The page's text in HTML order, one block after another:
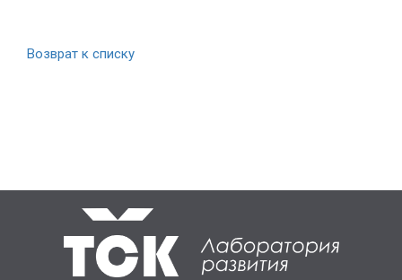
Возврат к списку